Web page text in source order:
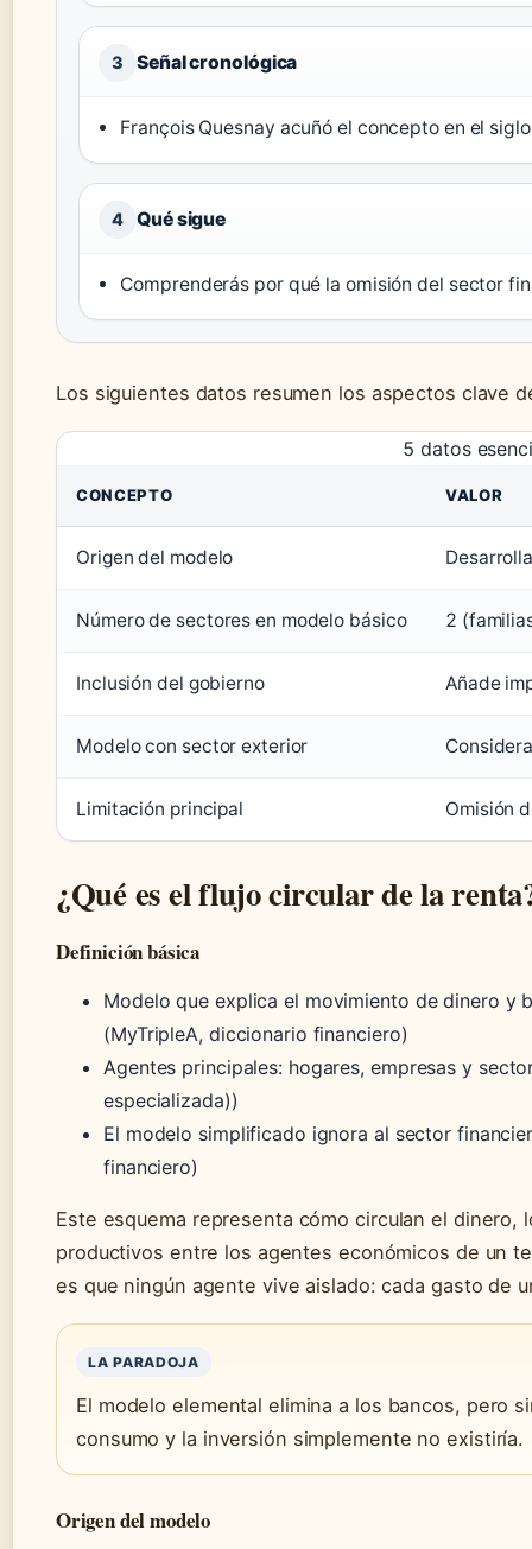
3 Señal cronológica
François Quesnay acuñó el concepto en el siglo
4 Qué sigue
Comprenderás por qué la omisión del sector
Los siguientes datos resumen los aspectos clave
5 datos
CONCEPTO VALOR
Origen del modelo
Número de sectores en modelo básico 2
Inclusión del gobierno Añade
Modelo con sector exterior
Limitación principal Omisión
¿Qué es el flujo circular de la
Definición básica
Modelo que explica el movimiento de dinero y
(MyTripleA, diccionario financiero)
Agentes principales: hogares, empresas y
especializada))
El modelo simplificado ignora al sector
financiero)
Este esquema representa cómo circulan el
productivos entre los agentes económicos de un
es que ningún agente vive aislado: cada gasto de
LA PARADOJA
El modelo elemental elimina a los bancos, pero
consumo y la inversión simplemente no existiría.
Origen del modelo